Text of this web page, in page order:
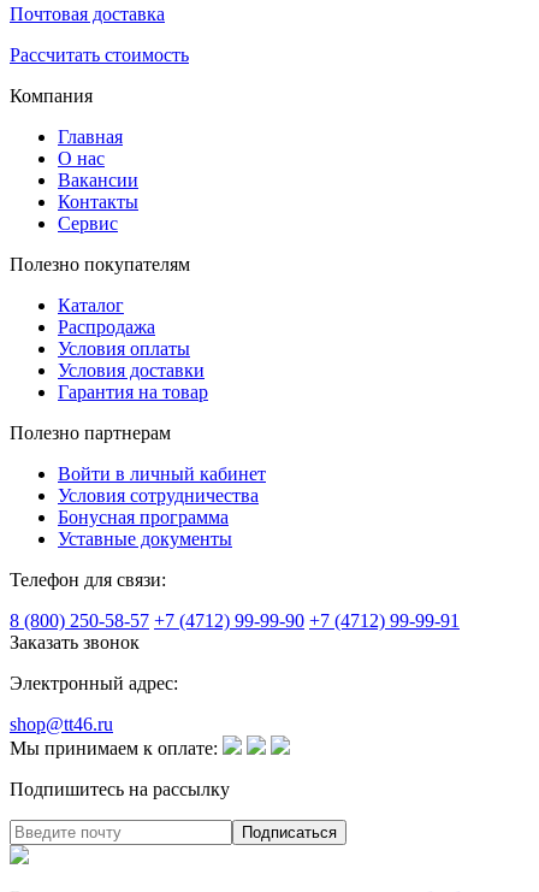
Почтовая доставка
Рассчитать стоимость
Компания
Главная
О нас
Вакансии
Контакты
Сервис
Полезно покупателям
Каталог
Распродажа
Условия оплаты
Условия доставки
Гарантия на товар
Полезно партнерам
Войти в личный кабинет
Условия сотрудничества
Бонусная программа
Уставные документы
Телефон для связи:
8 (800) 250-58-57 +7 (4712) 99-99-90 +7 (4712) 99-99-91
Заказать звонок
Электронный адрес:
shop@tt46.ru
Мы принимаем к оплате:
Подпишитесь на рассылку